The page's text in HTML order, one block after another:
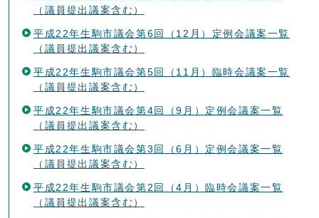
（議員提出議案含む）
平成22年生駒市議会第6回（12月）定例会議案一覧
（議員提出議案含む）
平成22年生駒市議会第5回（11月）臨時会議案一覧
（議員提出議案含む）
平成22年生駒市議会第4回（9月）定例会議案一覧
（議員提出議案含む）
平成22年生駒市議会第3回（6月）定例会議案一覧
（議員提出議案含む）
平成22年生駒市議会第2回（4月）臨時会議案一覧
（議員提出議案含む）